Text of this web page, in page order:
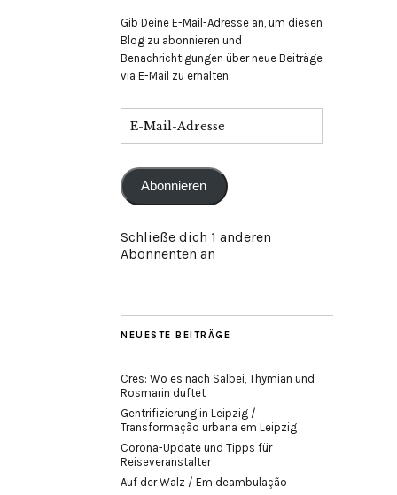
Gib Deine E-Mail-Adresse an, um diesen
Blog zu abonnieren und
Benachrichtigungen über neue Beiträge
via E-Mail zu erhalten.
Mail-
Abonnieren
Schließe dich 1 anderen
Abonnenten an
NEUESTE BEITRÄGE
Cres: Wo es nach Salbei, Thymian und
Rosmarin duftet
Gentrifizierung in Leipzig /
Transformação urbana em Leipzig
Corona-Update und Tipps für
Reiseveranstalter
Auf der Walz / Em deambulação